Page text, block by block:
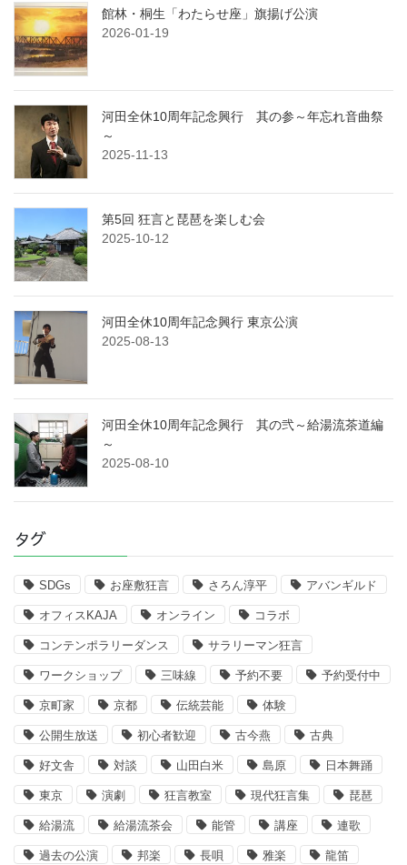
館林・桐生「わたらせ座」旗揚げ公演
2026-01-19
河田全休10周年記念興行 其の参～年忘れ音曲祭
～
2025-11-13
第5回 狂言と琵琶を楽しむ会
2025-10-12
河田全休10周年記念興行 東京公演
2025-08-13
河田全休10周年記念興行 其の弐～給湯流茶道編
～
2025-08-10
タグ
SDGs お座敷狂言 さろん淳平 アバンギルド
オフィスKAJA オンライン コラボ
コンテンポラリーダンス サラリーマン狂言
ワークショップ 三味線 予約不要 予約受付中
京町家 京都 伝統芸能 体験
公開生放送 初心者歓迎 古今燕 古典
好文舎 対談 山田白米 島原 日本舞踊
東京 演劇 狂言教室 現代狂言集 琵琶
給湯流 給湯流茶会 能管 講座 連歌
過去の公演 邦楽 長唄 雅楽 龍笛